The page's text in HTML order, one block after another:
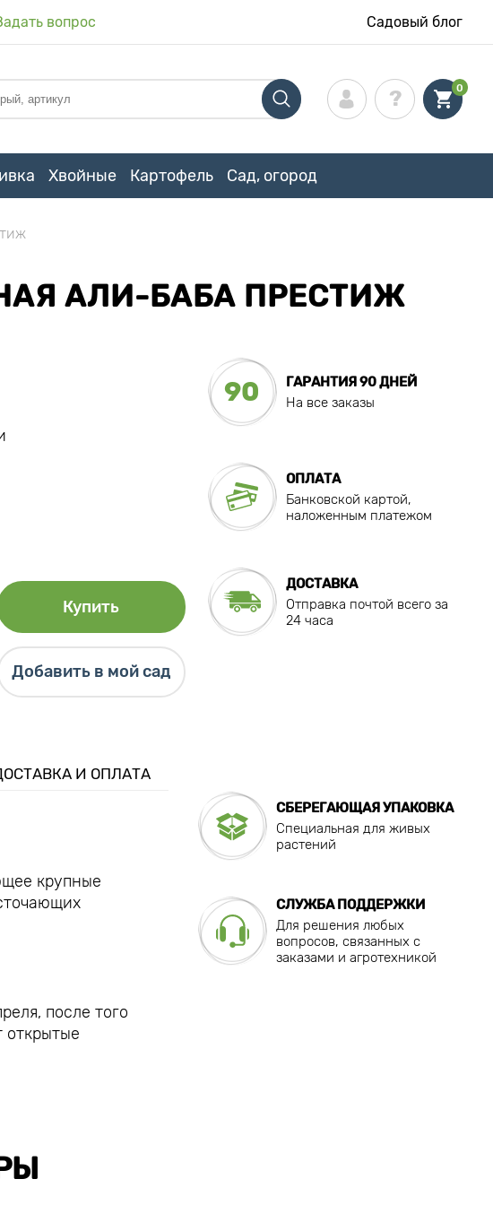
вопрос Садовый блог
0
Хвойные Картофель Сад, огород
АЛИ-БАБА ПРЕСТИЖ
Купить
Добавить в мой сад
90
ГАРАНТИЯ 90 ДНЕЙ
На все заказы
ОПЛАТА
Банковской картой,
наложенным платежом
ДОСТАВКА
Отправка почтой всего за
24 часа
И ОПЛАТА
крупные
после того
открытые
СБЕРЕГАЮЩАЯ УПАКОВКА
Специальная для живых
растений
СЛУЖБА ПОДДЕРЖКИ
Для решения любых
вопросов, связанных с
заказами и агротехникой